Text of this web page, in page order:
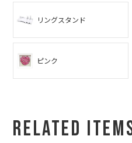
リングスタンド
ピンク
Related